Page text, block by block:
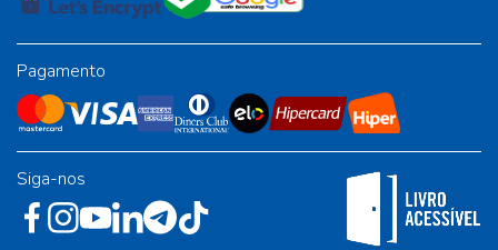
Pagamento
Siga-nos